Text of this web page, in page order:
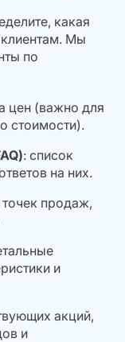
какая
Мы
по
цен (важно для
стоимости).
: список
на них.
точек продаж,
и
акций,
и